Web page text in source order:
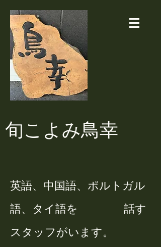
​旬こよみ鳥幸
英語、中国語、ポルトガル
語、タイ語を 話す
スタッフがいます。